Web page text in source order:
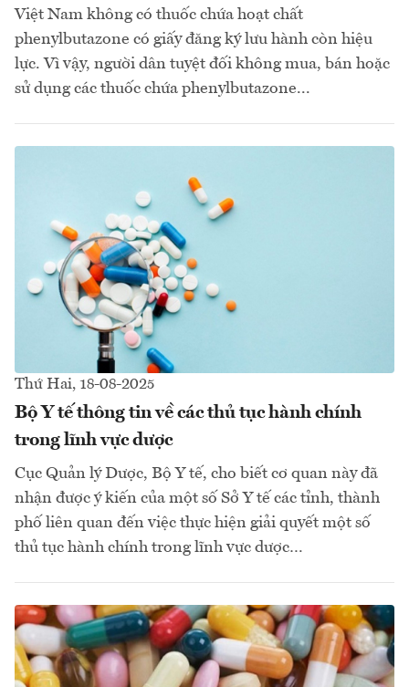
Việt Nam không có thuốc chứa hoạt chất
phenylbutazone có giấy đăng ký lưu hành còn hiệu
lực. Vì vậy, người dân tuyệt đối không mua, bán hoặc
sử dụng các thuốc chứa phenylbutazone...
Thứ Hai, 18-08-2025
Bộ Y tế thông tin về các thủ tục hành chính
trong lĩnh vực dược
Cục Quản lý Dược, Bộ Y tế, cho biết cơ quan này đã
nhận được ý kiến của một số Sở Y tế các tỉnh, thành
phố liên quan đến việc thực hiện giải quyết một số
thủ tục hành chính trong lĩnh vực dược…